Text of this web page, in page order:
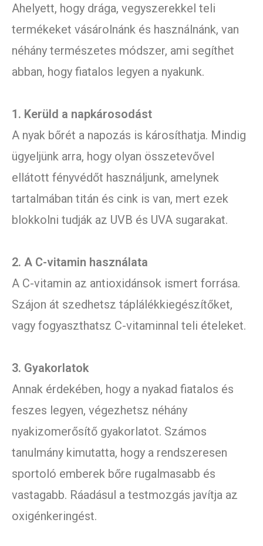
Ahelyett, hogy drága, vegyszerekkel teli
termékeket vásárolnánk és használnánk, van
néhány természetes módszer, ami segíthet
abban, hogy fiatalos legyen a nyakunk.
1. Kerüld a napkárosodást
A nyak bőrét a napozás is károsíthatja. Mindig
ügyeljünk arra, hogy olyan összetevővel
ellátott fényvédőt használjunk, amelynek
tartalmában titán és cink is van, mert ezek
blokkolni tudják az UVB és UVA sugarakat.
2. A C-vitamin használata
A C-vitamin az antioxidánsok ismert forrása.
Szájon át szedhetsz táplálékkiegészítőket,
vagy fogyaszthatsz C-vitaminnal teli ételeket.
3. Gyakorlatok
Annak érdekében, hogy a nyakad fiatalos és
feszes legyen, végezhetsz néhány
nyakizomerősítő gyakorlatot. Számos
tanulmány kimutatta, hogy a rendszeresen
sportoló emberek bőre rugalmasabb és
vastagabb. Ráadásul a testmozgás javítja az
oxigénkeringést.